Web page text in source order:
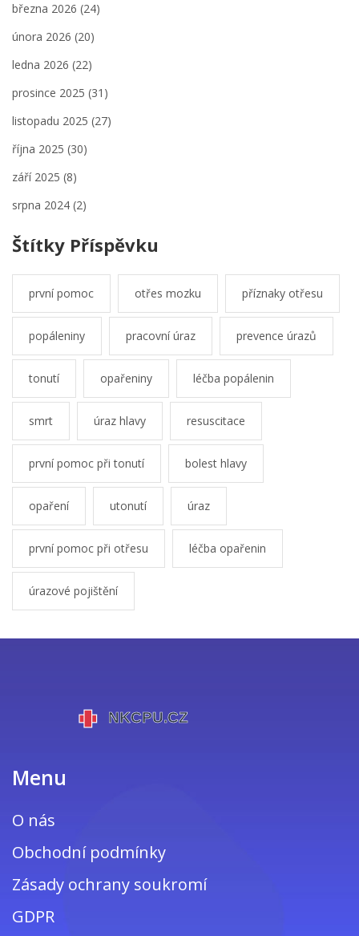
března 2026 (24)
února 2026 (20)
ledna 2026 (22)
prosince 2025 (31)
listopadu 2025 (27)
října 2025 (30)
září 2025 (8)
srpna 2024 (2)
Štítky Příspěvku
první pomoc otřes mozku příznaky otřesu
popáleniny pracovní úraz prevence úrazů
tonutí opařeniny léčba popálenin
smrt úraz hlavy resuscitace
první pomoc při tonutí bolest hlavy
opaření utonutí úraz
první pomoc při otřesu léčba opařenin
úrazové pojištění
Menu
O nás
Obchodní podmínky
Zásady ochrany soukromí
GDPR